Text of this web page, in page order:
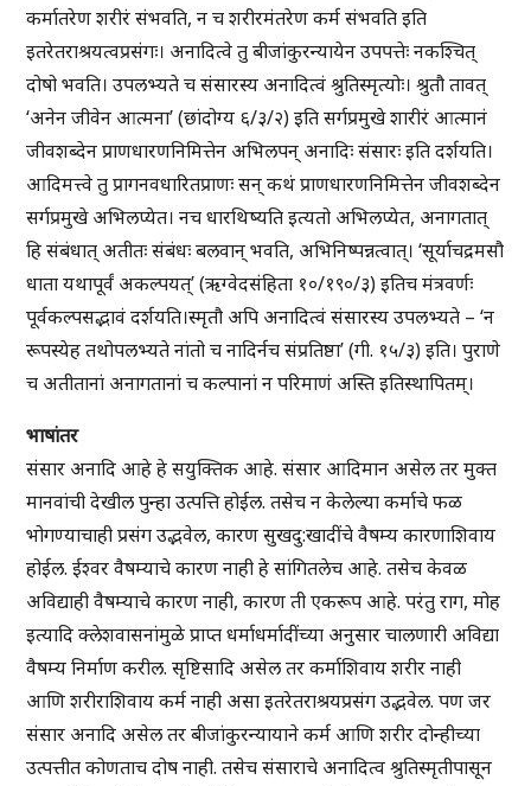
कर्मातरेण शरीरं संभवति, न च शरीरमंतरेण कर्म संभवति इति
इतरेतराश्रयत्वप्रसंगः। अनादित्वे तु बीजांकुरन्यायेन उपपत्तेः नकश्चित्
दोषो भवति। उपलभ्यते च संसारस्य अनादित्वं श्रुतिस्मृत्योः। श्रुतौ तावत्
‘अनेन जीवेन आत्मना’ (छांदोग्य ६/३/२) इति सर्गप्रमुखे शारीरं आत्मानं
जीवशब्देन प्राणधारणनिमित्तेन अभिलपन् अनादिः संसारः इति दर्शयति।
आदिमत्त्वे तु प्रागनवधारितप्राणः सन् कथं प्राणधारणनिमित्तेन जीवशब्देन
सर्गप्रमुखे अभिलप्येत। नच धारथिष्यति इत्यतो अभिलप्येत, अनागतात्
हि संबंधात् अतीतः संबंधः बलवान् भवति, अभिनिष्पन्नत्वात्। ‘सूर्याचद्रमसौ
धाता यथापूर्वं अकल्पयत्’ (ऋग्वेदसंहिता १०/१९०/३) इतिच मंत्रवर्णः
पूर्वकल्पसद्भावं दर्शयति।स्मृतौ अपि अनादित्वं संसारस्य उपलभ्यते – ‘न
रूपस्येह तथोपलभ्यते नांतो च नादिर्नच संप्रतिष्ठा’ (गी. १५/३) इति। पुराणे
च अतीतानां अनागतानां च कल्पानां न परिमाणं अस्ति इतिस्थापितम्।
भाषांतर
संसार अनादि आहे हे सयुक्तिक आहे. संसार आदिमान असेल तर मुक्त
मानवांची देखील पुन्हा उत्पत्ति होईल. तसेच न केलेल्या कर्माचे फळ
भोगण्याचाही प्रसंग उद्भवेल, कारण सुखदु:खादींचे वैषम्य कारणाशिवाय
होईल. ईश्वर वैषम्याचे कारण नाही हे सांगितलेच आहे. तसेच केवळ
अविद्याही वैषम्याचे कारण नाही, कारण ती एकरूप आहे. परंतु राग, मोह
इत्यादि क्लेशवासनांमुळे प्राप्त धर्माधर्मादींच्या अनुसार चालणारी अविद्या
वैषम्य निर्माण करील. सृष्टिसादि असेल तर कर्माशिवाय शरीर नाही
आणि शरीराशिवाय कर्म नाही असा इतरेतराश्रयप्रसंग उद्भवेल. पण जर
संसार अनादि असेल तर बीजांकुरन्यायाने कर्म आणि शरीर दोन्हीच्या
उत्पत्तीत कोणताच दोष नाही. तसेच संसाराचे अनादित्व श्रुतिस्मृतीपासून